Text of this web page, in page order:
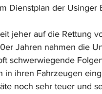
Dienstplan der Usinger
jeher auf die Rettung
Jahren nahmen die
schwerwiegende
in ihren Fahrzeugen
noch sehr teuer und